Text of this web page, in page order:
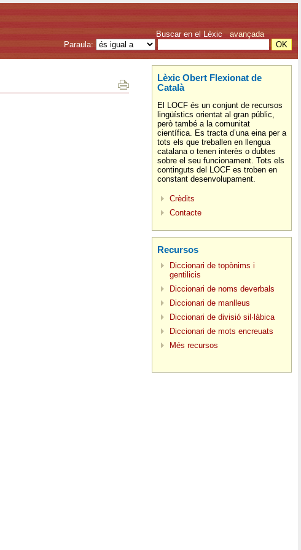
Buscar en el Lèxic avançada
Paraula:
Lèxic Obert Flexionat de
Català
El LOCF és un conjunt de recursos
lingüístics orientat al gran públic,
però també a la comunitat
científica. Es tracta d’una eina per a
tots els que treballen en llengua
catalana o tenen interès o dubtes
sobre el seu funcionament. Tots els
continguts del LOCF es troben en
constant desenvolupament.
Crèdits
Contacte
Recursos
Diccionari de topònims i
gentilicis
Diccionari de noms deverbals
Diccionari de manlleus
Diccionari de divisió sil·làbica
Diccionari de mots encreuats
Més recursos